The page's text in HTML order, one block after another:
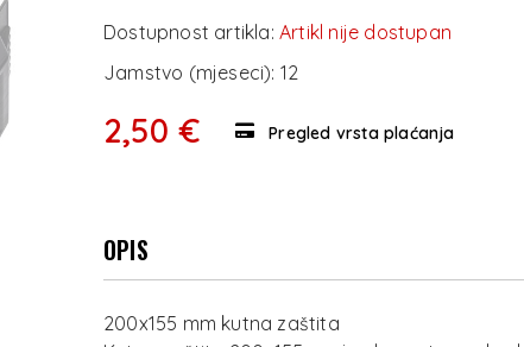
Dostupnost artikla: Artikl nije dostupan
Jamstvo (mjeseci): 12
2,50 € Pregled vrsta plaćanja
OPIS
200x155 mm kutna zaštita